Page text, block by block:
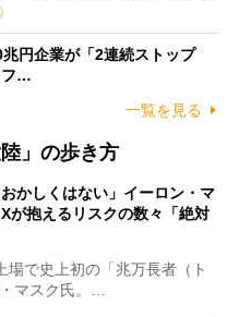
兆円企業が「2連続ストップ
フ…
一覧を見る
」の歩き方
おかしくはない」イーロン・マ
が抱えるリスクの数々「絶対
で史上初の「兆万長者（ト
マスク氏。…